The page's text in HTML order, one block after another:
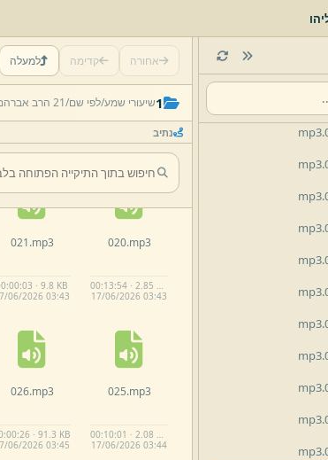
mp3
mp3
mp3
mp3
mp3
mp3
mp3
mp3
mp3
mp3
mp3
mp3
אחורה קדימה למעלה
1שיעורי שמע/לפי שם/21 הרב אברהם פנט/
נתיב
17/06/2026 03:43
06/2026 03:43
020.mp3
00:13:54 · 2.85 MB
17/06/2026 03:43
021.mp3
· 9.8 KB
06/2026 03:43
025.mp3
00:10:01 · 2.08 MB
17/06/2026 03:44
026.mp3
· 91.3 KB
06/2026 03:45